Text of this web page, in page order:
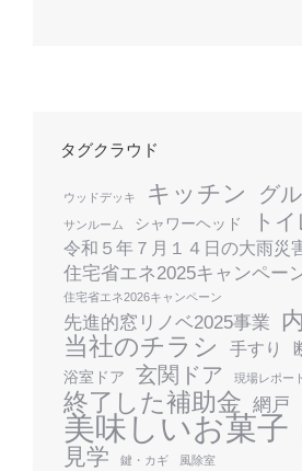
タグクラウド
ウッドデッキ キッチン グ
サンルーム シャワーヘッド トイ
令和５年７月１４日の大雨災
住宅省エネ2025キャンペー
住宅省エネ2026キャンペーン
先進的窓リノベ2025事業
当社のチラシ 手すり
浴室ドア 玄関ドア 現場レポート
終了した補助金 網戸
美味しいお菓子
見学 鍵・カギ 風除室